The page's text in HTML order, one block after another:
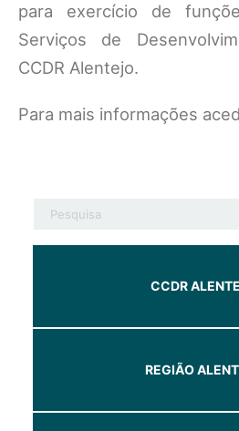
para exercício de
Serviços de
CCDR Alentejo.
Para mais informações
CCDR
REGIÃO